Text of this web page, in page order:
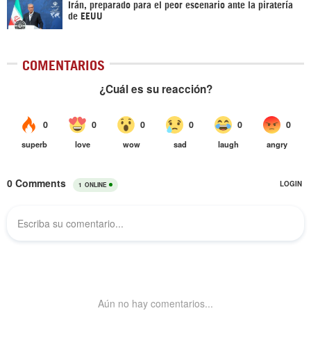
Irán, preparado para el peor escenario ante la piratería
de EEUU
COMENTARIOS